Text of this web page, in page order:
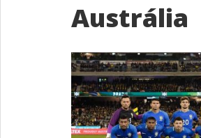
InstitucionalAustrália